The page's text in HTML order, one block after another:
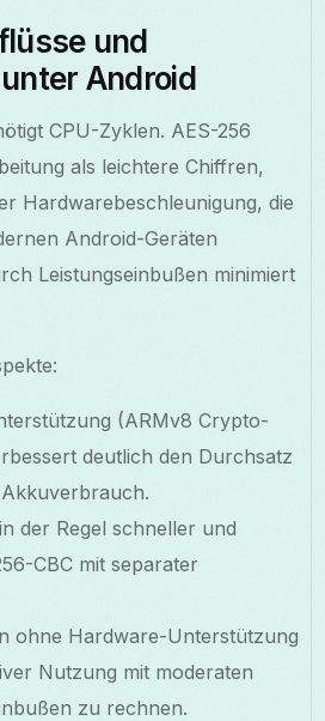
und
Android
CPU-Zyklen. AES-256
als leichtere Chiffren,
Hardwarebeschleunigung, die
Android-Geräten
Leistungseinbußen minimiert
(ARMv8 Crypto-
deutlich den Durchsatz
der Regel schneller und
CBC mit separater
ohne Hardware-Unterstützung
Nutzung mit moderaten
zu rechnen.